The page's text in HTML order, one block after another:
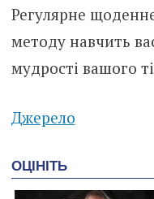
Регулярне
методу навчить
мудрості вашого
Джерело